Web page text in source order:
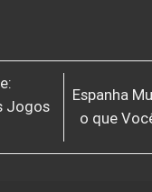
Jogos
Espanha
o que